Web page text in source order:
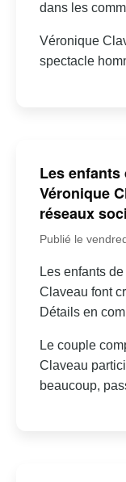
dans les
Véronique
spectacle
Les enfants
Véronique
réseaux
Publié le
Les enfants
Claveau font
Détails en
Le couple
Claveau
beaucoup,